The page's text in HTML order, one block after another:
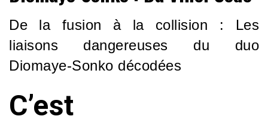
De la fusion à la collision : Les
liaisons dangereuses du duo
Diomaye-Sonko décodées
C’est